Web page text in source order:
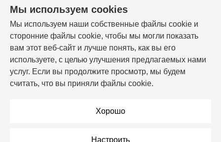
Мы используем cookies
Мы используем наши собственные файлы cookie и
сторонние файлы cookie, чтобы мы могли показать
вам этот веб-сайт и лучше понять, как вы его
используете, с целью улучшения предлагаемых нами
услуг. Если вы продолжите просмотр, мы будем
считать, что вы приняли файлы cookie.
Хорошо
Настроить
+375(44) 541-80-80
info@i-ven.by
Мы в мессенджерах:
Режим работы: Пн–Пт: 10:00 – 19:00